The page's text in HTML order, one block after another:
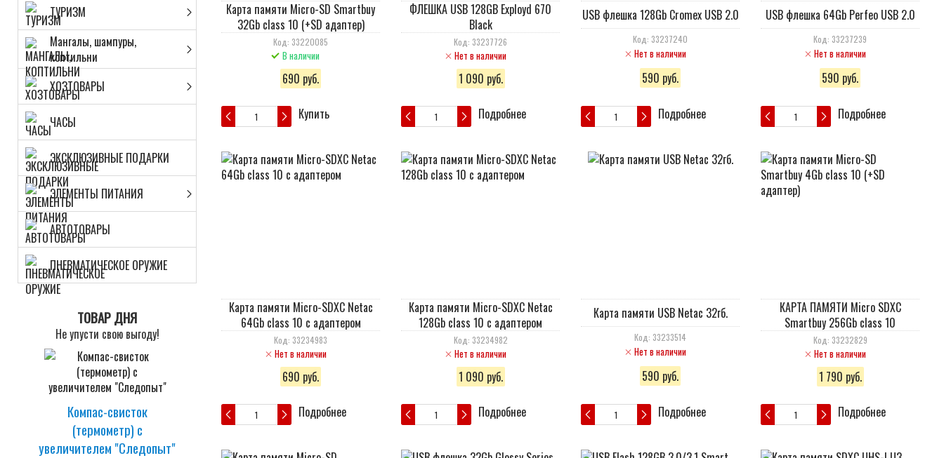
ТУРИЗМ
Мангалы, шампуры,
коптильни
ХОЗТОВАРЫ
ЧАСЫ
ЭКСКЛЮЗИВНЫЕ ПОДАРКИ
ЭЛЕМЕНТЫ ПИТАНИЯ
АВТОТОВАРЫ
ПНЕВМАТИЧЕСКОЕ ОРУЖИЕ
ТОВАР ДНЯ
Не упусти свою выгоду!
Компас-свисток
(термометр) с
увеличителем "Cледопыт"
Карта памяти Micro-SD Smartbuy
32Gb class 10 (+SD адаптер)
Код: 33220085
В наличии
690 руб.
Купить
ФЛЕШКА USB 128GB Exployd 670
Black
Код: 33237726
Нет в наличии
1 090 руб.
Подробнее
USB флешка 128Gb Cromex USB 2.0
Код: 33237240
Нет в наличии
590 руб.
Подробнее
USB флешка 64Gb Perfeo USB 2.0
Код: 33237239
Нет в наличии
590 руб.
Подробнее
Карта памяти Micro-SDXC Netac
64Gb class 10 с адаптером
Код: 33234983
Нет в наличии
690 руб.
Подробнее
Карта памяти Micro-SDXC Netac
128Gb class 10 с адаптером
Код: 33234982
Нет в наличии
1 090 руб.
Подробнее
Карта памяти USB Netaс 32гб.
Код: 33233514
Нет в наличии
590 руб.
Подробнее
КАРТА ПАМЯТИ Micro SDXC
Smartbuy 256Gb class 10
Код: 33232829
Нет в наличии
1 790 руб.
Подробнее